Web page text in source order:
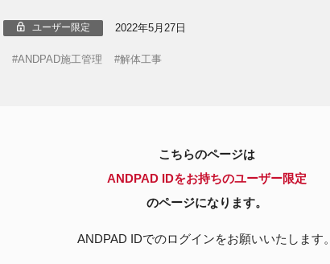
ユーザー限定 2022年5月27日
ANDPAD施工管理 解体工事
こちらのページは
ANDPAD IDをお持ちのユーザー限定
のページになります。
ANDPAD IDでのログインをお願いいたします。